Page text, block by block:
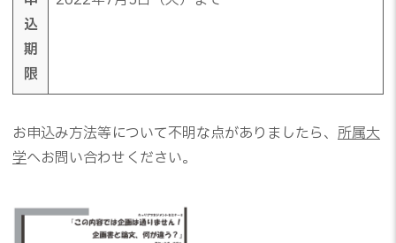
込
期
限
お申込み方法等について不明な点がありましたら、 所属大
学へお問い合わせください。